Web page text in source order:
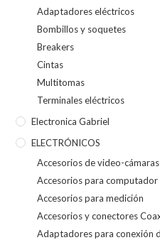
Adaptadores eléctricos
Bombillos y soquetes
Breakers
Cintas
Multitomas
Terminales eléctricos
Electronica Gabriel
ELECTRÓNICOS
Accesorios de video-
Accesorios para computador
Accesorios para medición
Accesorios y conectores
Adaptadores para conexión